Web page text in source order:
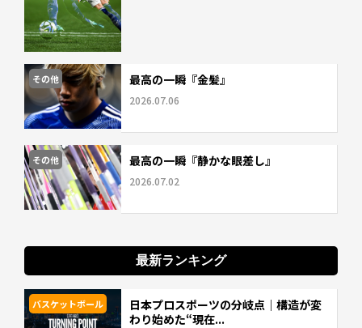
その他 最高の一瞬『金髪』
2026.07.06
その他 最高の一瞬『静かな眼差し』
2026.07.02
最新ランキング
バスケットボール
日本プロスポーツの分岐点｜構造が変
わり始めた“現在...